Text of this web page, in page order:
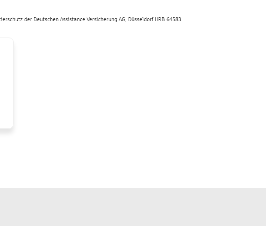
der Deutschen Assistance Versicherung AG, Düsseldorf HRB 64583.